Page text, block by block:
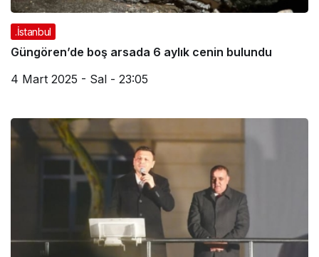
.İstanbul
Güngören’de boş arsada 6 aylık cenin bulundu
4 Mart 2025 - Sal - 23:05